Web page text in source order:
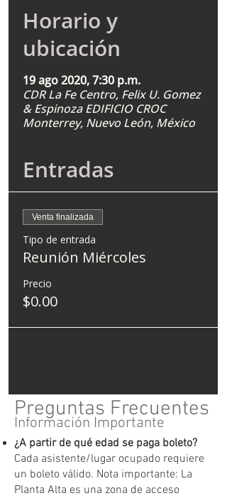
Horario y
ubicación
19 ago 2020, 7:30 p.m.
CDR La Fe Centro, Felix U. Gomez
& Espinoza EDIFICIO CROC
Monterrey, Nuevo León, México
Entradas
Venta finalizada
Tipo de entrada
Reunión Miércoles
Precio
$0.00
Preguntas Frecuentes
Información Importante
¿A partir de qué edad se paga boleto?
Cada asistente/lugar ocupado requiere
un boleto válido. Nota importante: La
Planta Alta es una zona de acceso